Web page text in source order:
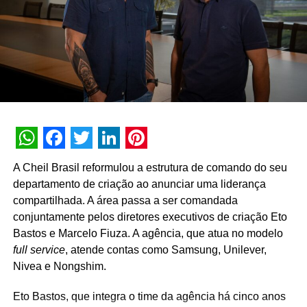
TÓPICOS RELACIONADOS: DESTAQUE
A SEGUIR
Isabella Costa assume gerência do marketing da
Systax
WhatsApp
Facebook
Twitter
LinkedIn
Pinterest
A Cheil Brasil reformulou a estrutura de comando do seu
departamento de criação ao anunciar uma liderança
compartilhada. A área passa a ser comandada
conjuntamente pelos diretores executivos de criação Eto
Bastos e Marcelo Fiuza. A agência, que atua no modelo
full service, atende contas como Samsung, Unilever,
Nivea e Nongshim.
Eto Bastos, que integra o time da agência há cinco anos